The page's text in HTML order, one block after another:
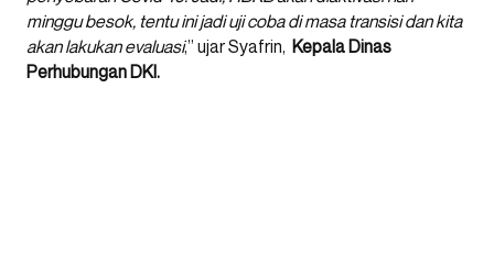
minggu besok, tentu ini jadi uji coba di masa transisi dan kita
akan lakukan evaluasi,” ujar Syafrin, Kepala Dinas
Perhubungan DKI.